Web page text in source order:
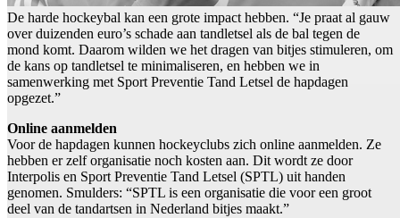
De harde hockeybal kan een grote impact hebben. “Je praat al gauw
over duizenden euro’s schade aan tandletsel als de bal tegen de
mond komt. Daarom wilden we het dragen van bitjes stimuleren, om
de kans op tandletsel te minimaliseren, en hebben we in
samenwerking met Sport Preventie Tand Letsel de hapdagen
opgezet.”
Online aanmelden
Voor de hapdagen kunnen hockeyclubs zich online aanmelden. Ze
hebben er zelf organisatie noch kosten aan. Dit wordt ze door
Interpolis en Sport Preventie Tand Letsel (SPTL) uit handen
genomen. Smulders: “SPTL is een organisatie die voor een groot
deel van de tandartsen in Nederland bitjes maakt.”